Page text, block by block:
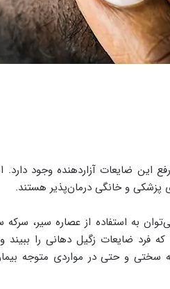
این ضایعات آزاردهنده وجود دارد.
به استفاده از عصاره سیر، سرکه
فرد ضایعات زگیل دهانی را
و حتی در مواردی متوجه